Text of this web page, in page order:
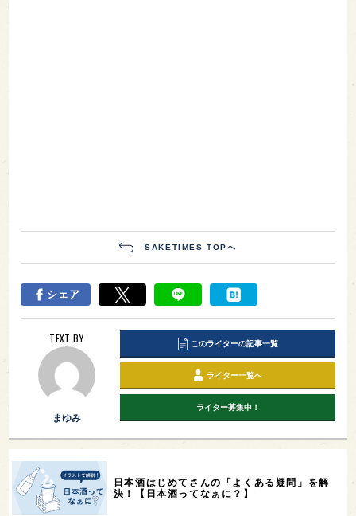
SAKETIMES TOPへ
シェア
TEXT BY
まゆみ
このライターの記事一覧
ライター一覧へ
ライター募集中！
日本酒はじめてさんの「よくある疑問」を解
決！【日本酒ってなぁに？】